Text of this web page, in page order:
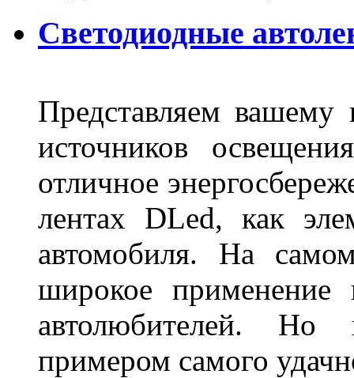
Светодиодные
Представляем
источников
отличное
лентах DLed, как
автомобиля. На
широкое
автолюбителей. Но
примером самого